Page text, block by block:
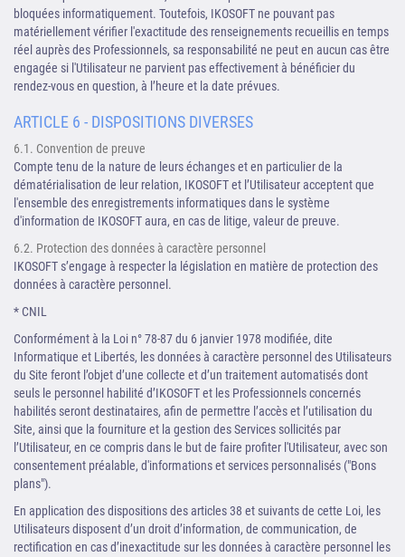
bloquées informatiquement. Toutefois, IKOSOFT ne pouvant pas
matériellement vérifier l'exactitude des renseignements recueillis en temps
réel auprès des Professionnels, sa responsabilité ne peut en aucun cas être
engagée si l'Utilisateur ne parvient pas effectivement à bénéficier du
rendez-vous en question, à l’heure et la date prévues.
ARTICLE 6 - DISPOSITIONS DIVERSES
6.1. Convention de preuve
Compte tenu de la nature de leurs échanges et en particulier de la
dématérialisation de leur relation, IKOSOFT et l’Utilisateur acceptent que
l'ensemble des enregistrements informatiques dans le système
d'information de IKOSOFT aura, en cas de litige, valeur de preuve.
6.2. Protection des données à caractère personnel
IKOSOFT s’engage à respecter la législation en matière de protection des
données à caractère personnel.
* CNIL
Conformément à la Loi n° 78-87 du 6 janvier 1978 modifiée, dite
Informatique et Libertés, les données à caractère personnel des Utilisateurs
du Site feront l’objet d’une collecte et d’un traitement automatisés dont
seuls le personnel habilité d’IKOSOFT et les Professionnels concernés
habilités seront destinataires, afin de permettre l’accès et l’utilisation du
Site, ainsi que la fourniture et la gestion des Services sollicités par
l’Utilisateur, en ce compris dans le but de faire profiter l'Utilisateur, avec son
consentement préalable, d'informations et services personnalisés ("Bons
plans").
En application des dispositions des articles 38 et suivants de cette Loi, les
Utilisateurs disposent d’un droit d’information, de communication, de
rectification en cas d’inexactitude sur les données à caractère personnel les